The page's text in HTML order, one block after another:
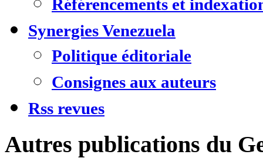
Référencements et
Synergies Venezuela
Politique éditoriale
Consignes aux auteurs
Rss revues
Autres publications du